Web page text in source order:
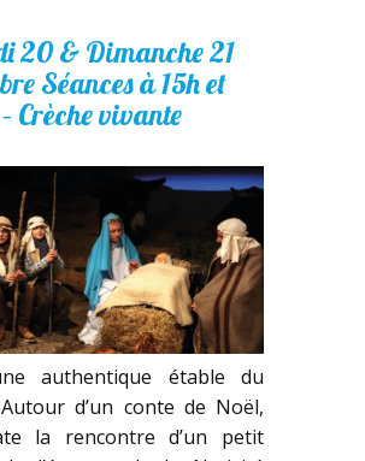
20 & Dimanche 21
Séances à 15h et
Crèche vivante
authentique étable du
d’un conte de Noël,
la rencontre d’un petit